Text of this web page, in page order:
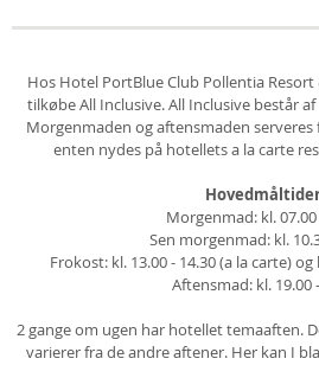
Hos Hotel PortBlue Club Pollentia
tilkøbe All Inclusive. All Inclusive består
Morgenmaden og aftensmaden
enten nydes på hotellets a la carte
Morgenmad: kl. 07.00
Sen morgenmad: kl.
Frokost: kl. 13.00 - 14.30 (a la carte)
Aftensmad: kl. 19.00
2 gange om ugen har hotellet temaaften.
varierer fra de andre aftener. Her kan I